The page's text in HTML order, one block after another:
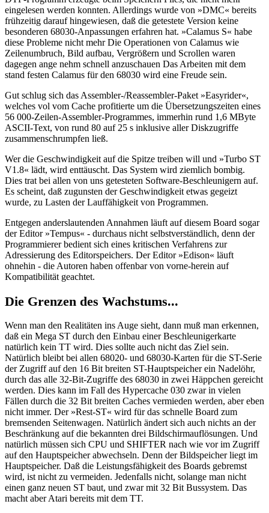
eingelesen werden konnten. Allerdings wurde von »DMC« bereits
frühzeitig darauf hingewiesen, daß die getestete Version keine
besonderen 68030-Anpassungen erfahren hat. »Calamus S« habe
diese Probleme nicht mehr Die Operationen von Calamus wie
Zeilenumbruch, Bild aufbau, Vergrößern und Scrollen waren
dagegen ange nehm schnell anzuschauen Das Arbeiten mit dem
stand festen Calamus für den 68030 wird eine Freude sein.
Gut schlug sich das Assembler-/Reassembler-Paket »Easyrider«,
welches vol vom Cache profitierte um die Übersetzungszeiten eines
56 000-Zeilen-Assembler-Programmes, immerhin rund 1,6 MByte
ASCII-Text, von rund 80 auf 25 s inklusive aller Diskzugriffe
zusammenschrumpfen ließ.
Wer die Geschwindigkeit auf die Spitze treiben will und »Turbo ST
V1.8« lädt, wird enttäuscht. Das System wird ziemlich bombig.
Dies trat bei allen von uns getesteten Software-Beschleunigern auf.
Es scheint, daß zugunsten der Geschwindigkeit etwas gegeizt
wurde, zu Lasten der Lauffähigkeit von Programmen.
Entgegen anderslautenden Annahmen läuft auf diesem Board sogar
der Editor »Tempus« - durchaus nicht selbstverständlich, denn der
Programmierer bedient sich eines kritischen Verfahrens zur
Adressierung des Editorspeichers. Der Editor »Edison« läuft
ohnehin - die Autoren haben offenbar von vorne-herein auf
Kompatibilität geachtet.
Die Grenzen des Wachstums...
Wenn man den Realitäten ins Auge sieht, dann muß man erkennen,
daß ein Mega ST durch den Einbau einer Beschleunigerkarte
natürlich kein TT wird. Dies sollte auch nicht das Ziel sein.
Natürlich bleibt bei allen 68020- und 68030-Karten für die ST-Serie
der Zugriff auf den 16 Bit breiten ST-Hauptspeicher ein Nadelöhr,
durch das alle 32-Bit-Zugriffe des 68030 in zwei Häppchen gereicht
werden. Dies kann im Fall des Hypercache 030 zwar in vielen
Fällen durch die 32 Bit breiten Caches vermieden werden, aber eben
nicht immer. Der »Rest-ST« wird für das schnelle Board zum
bremsenden Seitenwagen. Natürlich ändert sich auch nichts an der
Beschränkung auf die bekannten drei Bildschirmauflösungen. Und
natürlich müssen sich CPU und SHIFTER nach wie vor im Zugriff
auf den Hauptspeicher abwechseln. Denn der Bildspeicher liegt im
Hauptspeicher. Daß die Leistungsfähigkeit des Boards gebremst
wird, ist nicht zu vermeiden. Jedenfalls nicht, solange man nicht
einen ganz neuen ST baut, und zwar mit 32 Bit Bussystem. Das
macht aber Atari bereits mit dem TT.